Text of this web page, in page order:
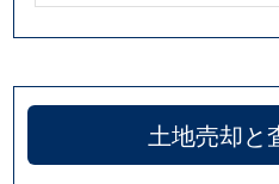
土地売却と